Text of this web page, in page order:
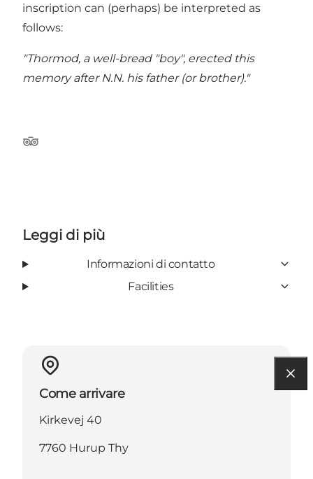
inscription can (perhaps) be interpreted as
follows:
"Thormod, a well-bread "boy", erected this
memory after N.N. his father (or brother)."
TripAdvisor
Leggi di più
Informazioni di contatto
Facilities
Come arrivare
Kirkevej 40
7760 Hurup Thy